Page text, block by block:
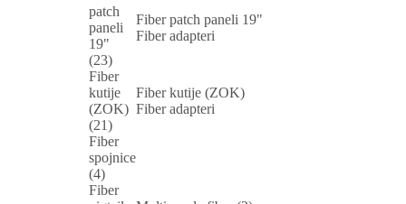
patch
paneli
19"
(23)
Fiber patch paneli 19"
Fiber adapteri
Fiber
kutije
(ZOK)
(21)
Fiber kutije (ZOK)
Fiber adapteri
Fiber
spojnice
(4)
Fiber